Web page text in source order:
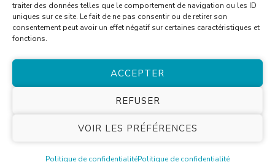
traiter des données telles que le comportement de navigation ou les ID
uniques sur ce site. Le fait de ne pas consentir ou de retirer son
consentement peut avoir un effet négatif sur certaines caractéristiques et
fonctions.
ACCEPTER
REFUSER
VOIR LES PRÉFÉRENCES
Politique de confidentialitéPolitique de confidentialité
© Copyright 2026Cécile Tourneau. Tous droits
réservés.
Blossom Spa | Développé parBlossom
.Propulsé par WordPress.Politique de
confidentialité